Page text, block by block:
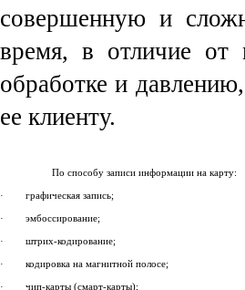
совершенную и
время, в отличие от
обработке и
ее клиенту.
По способу записи информации на карту:
· графическая запись;
· эмбоссирование;
· штрих-кодирование;
· кодировка на магнитной полосе;
· чип-карты (смарт-карты);